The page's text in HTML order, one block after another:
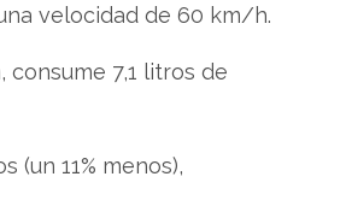
velocidad de 60 km/h.
consume 7,1 litros de
(un 11% menos),